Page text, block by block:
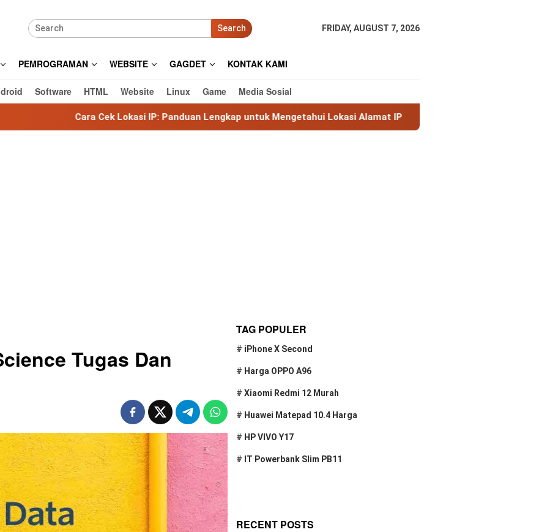
Search FRIDAY, AUGUST 7, 2026
PEMROGRAMAN WEBSITE GAGDET KONTAK KAMI
Software HTML Website Linux Game Media Sosial
Cek Lokasi IP: Panduan Lengkap untuk Mengetahui Lokasi Alamat IP MaxMind GeoLite: Database Geolokasi
Tugas Dan
TAG POPULER
# iPhone X Second
# Harga OPPO A96
#Xiaomi Redmi 12 Murah
# Huawei Matepad 10.4 Harga
# HP VIVO Y17
# IT Powerbank Slim PB11
RECENT POSTS